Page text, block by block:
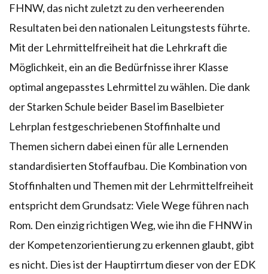
FHNW, das nicht zuletzt zu den verheerenden
Resultaten bei den nationalen Leitungstests führte.
Mit der Lehrmittelfreiheit hat die Lehrkraft die
Möglichkeit, ein an die Bedürfnisse ihrer Klasse
optimal angepasstes Lehrmittel zu wählen. Die dank
der Starken Schule beider Basel im Baselbieter
Lehrplan festgeschriebenen Stoffinhalte und
Themen sichern dabei einen für alle Lernenden
standardisierten Stoffaufbau. Die Kombination von
Stoffinhalten und Themen mit der Lehrmittelfreiheit
entspricht dem Grundsatz: Viele Wege führen nach
Rom. Den einzig richtigen Weg, wie ihn die FHNW in
der Kompetenzorientierung zu erkennen glaubt, gibt
es nicht. Dies ist der Hauptirrtum dieser von der EDK